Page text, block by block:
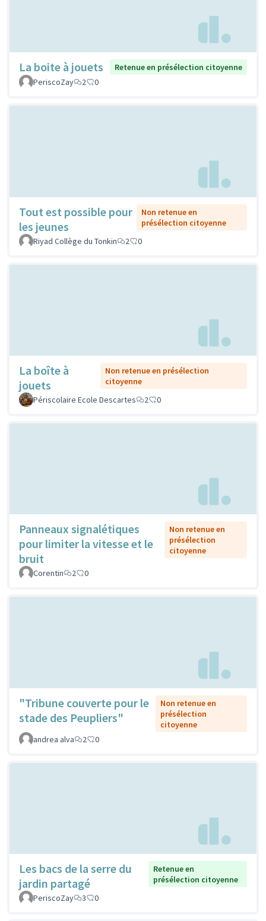
La boite à jouets
Retenue en présélection citoyenne
PeriscoZay
2 0
Tout est possible pour
les jeunes
Non retenue en
présélection citoyenne
Riyad Collège du Tonkin
2 0
La boîte à
jouets
Non retenue en présélection
citoyenne
Périscolaire Ecole Descartes
2 0
Panneaux signalétiques
pour limiter la vitesse et le
bruit
Non retenue en
présélection
citoyenne
Corentin 2 0
"Tribune couverte pour le
stade des Peupliers"
Non retenue en
présélection
citoyenne
andrea alva
2 0
Les bacs de la serre du
jardin partagé
Retenue en
présélection citoyenne
PeriscoZay
3 0